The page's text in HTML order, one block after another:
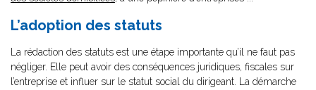
L’adoption des statuts
La rédaction des statuts est une étape importante qu’il ne faut pas
négliger. Elle peut avoir des conséquences juridiques, fiscales sur
l’entreprise et influer sur le statut social du dirigeant. La démarche